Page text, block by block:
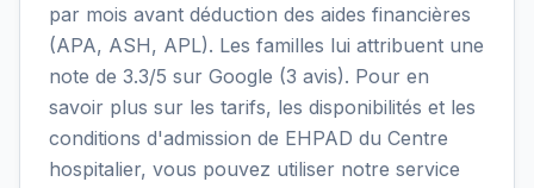
par mois avant déduction des aides financières
(APA, ASH, APL). Les familles lui attribuent une
note de 3.3/5 sur Google (3 avis). Pour en
savoir plus sur les tarifs, les disponibilités et les
conditions d'admission de EHPAD du Centre
hospitalier, vous pouvez utiliser notre service